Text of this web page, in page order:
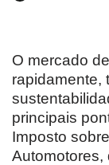
O mercado
rapidamente,
principais
Imposto
Automotores,